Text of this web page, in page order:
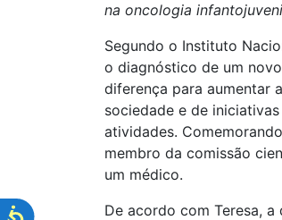
na oncologia
Segundo o Instituto
o diagnóstico de um
diferença para aumentar
sociedade e de
atividades.
membro da comissão
um médico.
De acordo com Teresa,